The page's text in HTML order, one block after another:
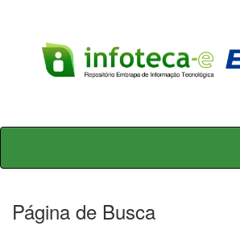
Skip
Página de Busca